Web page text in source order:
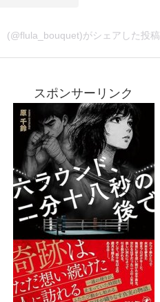
(@flula_bouquet)がシェアした投稿
スポンサーリンク